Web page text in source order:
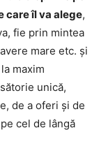
care îl va alege,
fie prin mintea
mare etc. și
maxim
unică,
de a oferi și de
cel de lângă